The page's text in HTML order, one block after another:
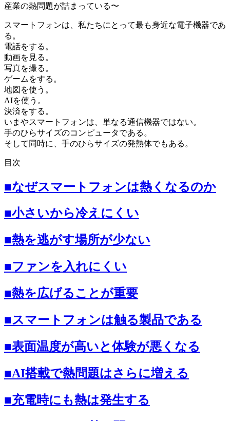
スマートフォンは、私たちにとって最も身近な電子機器であ
る。
電話をする。
動画を見る。
写真を撮る。
ゲームをする。
地図を使う。
AIを使う。
決済をする。
いまやスマートフォンは、単なる通信機器ではない。
手のひらサイズのコンピュータである。
そして同時に、手のひらサイズの発熱体でもある。
目次
■なぜスマートフォンは熱くなるのか
■小さいから冷えにくい
■熱を逃がす場所が少ない
■ファンを入れにくい
■熱を広げることが重要
■スマートフォンは触る製品である
■表面温度が高いと体験が悪くなる
■AI搭載で熱問題はさらに増える
■充電時にも熱は発生する